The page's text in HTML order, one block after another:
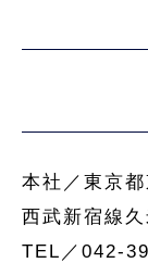
本社／東京
西武新宿線
TEL／042-